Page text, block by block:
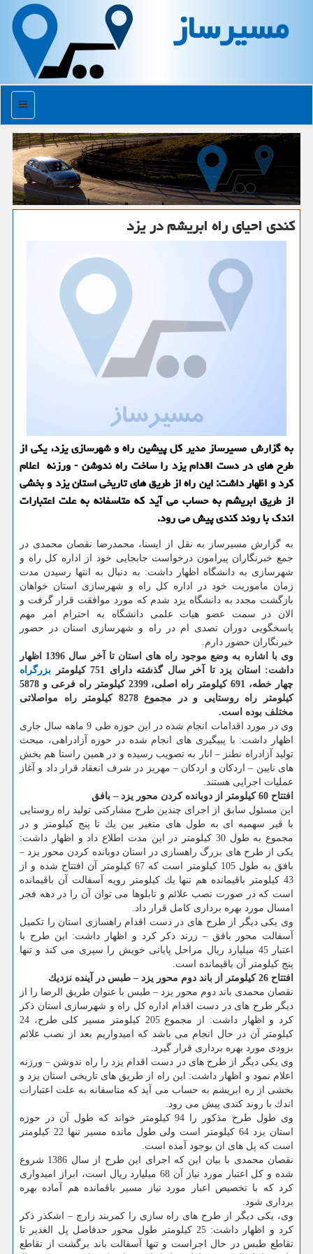
مسیرساز
منو
كندی احیای راه ابریشم در یزد
به گزارش مسیرساز مدیر كل پیشین راه و شهرسازی یزد، یكی از
طرح های در دست اقدام یزد را ساخت راه ندوشن - ورزنه اعلام
كرد و اظهار داشت: این راه از طریق های تاریخی استان یزد و بخشی
از طریق ابریشم به حساب می آید كه متاسفانه به علت اعتبارات
اندك با روند كندی پیش می رود.
به گزارش مسیرساز به نقل از ایسنا، محمدرضا نقصان محمدی در
جمع خبرنگاران پیرامون درخواست جابجایی خود از اداره كل راه و
شهرسازی به دانشگاه اظهار داشت: به دنبال به انتها رسیدن مدت
زمان ماموریت خود در اداره كل راه و شهرسازی استان خواهان
بازگشت مجدد به دانشگاه یزد شدم كه مورد موافقت قرار گرفت و
الان در سمت عضو هیات علمی دانشگاه به احترام امر مهم
پاسخگویی دوران تصدی ام در راه و شهرسازی استان در حضور
خبرنگاران حضور دارم.
وی با اشاره به وضع موجود راه های استان تا آخر سال 1396 اظهار
داشت: استان یزد تا آخر سال گذشته دارای 751 كیلومتر
بزرگراه
چهار خطه، 691 كیلومتر راه اصلی، 2399 كیلومتر راه فرعی و 5878
كیلومتر راه روستایی و در مجموع 8278 كیلومتر راه مواصلاتی
مختلف بوده است.
وی در مورد اقدامات انجام شده در این حوزه طی 9 ماهه سال جاری
اظهار داشت: با پبیگیری های انجام شده در حوزه آزادراهی، مبحث
تولید آزادراه نطنز – انار به تصویب رسیده و در همین راستا هم بخش
های نایین – اردكان و اردكان – مهریز در شرف انعقاد قرار داد و آغاز
عملیات اجرایی هستند.
افتتاح 60 كیلومتر از دوبانده كردن محور یزد – بافق
این مسئول سابق از اجرای چندین طرح مشاركتی تولید راه روستایی
با قیر سهمیه ای به طول های متغیر بین یك تا پنج كیلومتر و در
مجموع به طول 30 كیلومتر در این مدت اطلاع داد و اظهار داشت:
یكی از طرح های بزرگ راهسازی در استان دوبانده كردن محور یزد –
بافق به طول 105 كیلومتر است كه 67 كیلومتر آن افتتاح شده و از
43 كیلومتر باقیمانده هم تنها یك كیلومتر رویه آسفالت آن باقیمانده
است كه در صورت نصب علائم و تابلوها می توان آن را در دهه فجر
امسال مورد بهره برداری كامل قرار داد.
وی یكی دیگر از طرح های در دست اقدام راهسازی استان را تكمیل
آسفالت محور بافق – زرند ذكر كرد و اظهار داشت: این طرح با
اعتبار 45 میلیارد ریال مراحل پایانی خویش را سپری می كند و تنها
پنج كیلومتر آن باقیمانده است.
افتتاح 26 كیلومتر از باند دوم محور یزد – طبس در آینده نزدیك
نقصان محمدی باند دوم محور یزد – طبس با عنوان طریق الرضا را از
دیگر طرح های در دست اقدام اداره كل راه و شهرسازی استان ذكر
كرد و اظهار داشت: از مجموع 205 كیلومتر مسیر كلی طرح، 24
كیلومتر آن در حال انجام می باشد كه امیدواریم بعد از نصب علائم
بزودی مورد بهره برداری قرار گیرد.
وی یكی دیگر از طرح های در دست اقدام یزد را راه ندوشن – ورزنه
اعلام نمود و اظهار داشت: این راه از طریق های تاریخی استان یزد و
بخشی از ره ابریشم به حساب می آید كه متاسفانه به علت اعتبارات
اندك با روند كندی پیش می رود.
وی طول طرح مذكور را 94 كیلومتر خواند كه طول آن در حوزه
استان یزد 64 كیلومتر است ولی طول مانده مسیر تنها 22 كیلومتر
است كه پل های ان بوجود آمده است.
نقصان محمدی با بیان این كه اجرای این طرح از سال 1386 شروع
شده و كل اعتبار مورد نیاز آن 68 میلیارد ریال است، ابراز امیدواری
كرد كه با تخصیص اعبار مورد نیاز مسیر باقمانده هم آماده بهره
برداری شود.
وی، یكی دیگر از طرح های راه سازی را كمربند زارچ – اشكذر ذكر
كرد و اظهار داشت: 25 كیلومتر طول محور حدفاصل پل الغدیر تا
تقاطع طبس در حال اجراست و تنها آسفالت باند برگشت از تقاطع